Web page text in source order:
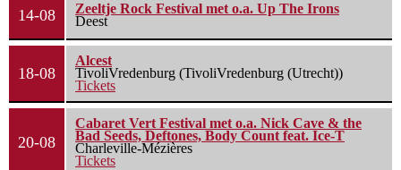
14-08
Zeeltje Rock Festival met o.a. Up The Irons
Deest
18-08
Alcest
TivoliVredenburg (TivoliVredenburg (Utrecht))
Tickets
20-08
Cabaret Vert Festival met o.a. Nick Cave & the
Bad Seeds, Deftones, Body Count feat. Ice-T
Charleville-Mézières
Tickets